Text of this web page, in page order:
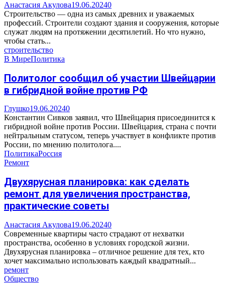
Анастасия Акулова19.06.20240
Строительство — одна из самых древних и уважаемых
профессий. Строители создают здания и сооружения, которые
служат людям на протяжении десятилетий. Но что нужно,
чтобы стать...
строительство
В МиреПолитика
Политолог сообщил об участии Швейцарии
в гибридной войне против РФ
Глушко19.06.20240
Константин Сивков заявил, что Швейцария присоединится к
гибридной войне против России. Швейцария, страна с почти
нейтральным статусом, теперь участвует в конфликте против
России, по мнению политолога....
ПолитикаРоссия
Ремонт
Двухярусная планировка: как сделать
ремонт для увеличения пространства,
практические советы
Анастасия Акулова19.06.20240
Современные квартиры часто страдают от нехватки
пространства, особенно в условиях городской жизни.
Двухярусная планировка – отличное решение для тех, кто
хочет максимально использовать каждый квадратный...
ремонт
Общество